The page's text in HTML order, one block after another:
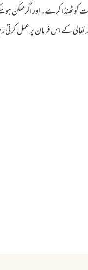
ٹھنڈا کرے۔اور اگرممکن
تعالیٰ کے اس فرمان پر عمل کرتی